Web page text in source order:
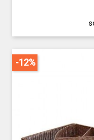
-12%